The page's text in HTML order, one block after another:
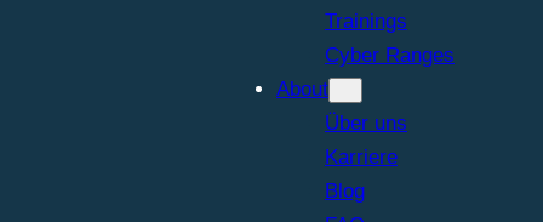
Trainings
Cyber Ranges
About
Über uns
Karriere
Blog